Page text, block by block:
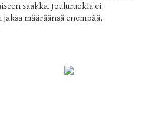
saakka. Jouluruokia ei
määräänsä enempää,